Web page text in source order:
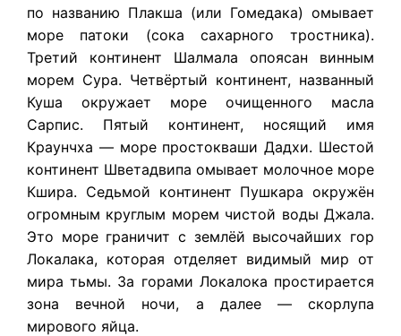
по названию Плакша (или Гомедака) омывает
море патоки (сока сахарного тростника).
Третий континент Шалмала опоясан винным
морем Сура. Четвёртый континент, названный
Куша окружает море очищенного масла
Сарпис. Пятый континент, носящий имя
Краунчха — море простокваши Дадхи. Шестой
континент Шветадвипа омывает молочное море
Кшира. Седьмой континент Пушкара окружён
огромным круглым морем чистой воды Джала.
Это море граничит с землёй высочайших гор
Локалака, которая отделяет видимый мир от
мира тьмы. За горами Локалока простирается
зона вечной ночи, а далее — скорлупа
мирового яйца.